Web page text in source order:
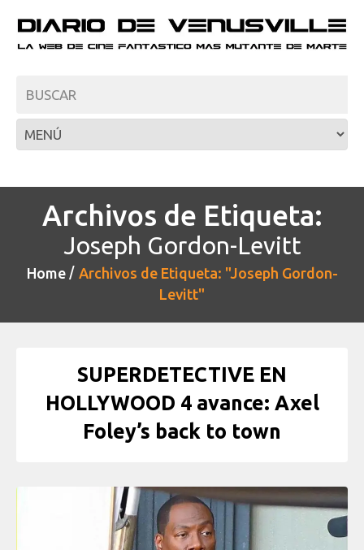
Archivos de Etiqueta:
Joseph Gordon-Levitt
Home
Archivos de Etiqueta: "Joseph Gordon-
Levitt"
SUPERDETECTIVE EN
HOLLYWOOD 4 avance: Axel
Foley’s back to town